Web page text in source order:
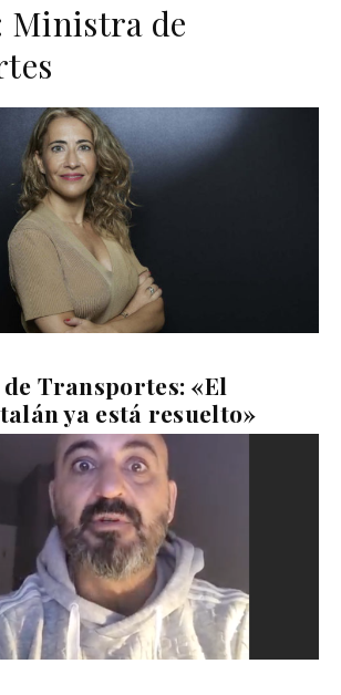
Ministra de
Transportes: «El
ya está resuelto»